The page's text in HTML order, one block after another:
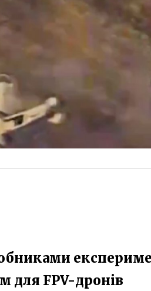
для FPV-дронів